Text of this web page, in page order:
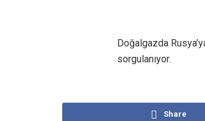
Doğalgazda
sorgulanıyor.
Share